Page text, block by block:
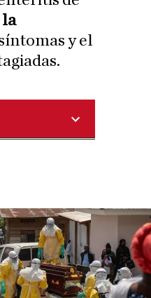
la
y el